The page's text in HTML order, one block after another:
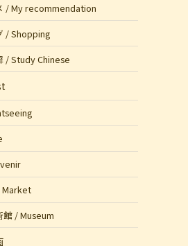
/ My recommendation
/ Shopping
/ Study Chinese
Market
/ Museum